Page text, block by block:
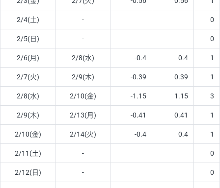
2/4(土) - 0
2/5(日) - 0
2/6(月) 2/8(水) -0.4 0.4 1
2/7(火) 2/9(木) -0.39 0.39 1
2/8(水) 2/10(金) -1.15 1.15 3
2/9(木) 2/13(月) -0.41 0.41 1
2/10(金) 2/14(火) -0.4 0.4 1
2/11(土) - 0
2/12(日) - 0